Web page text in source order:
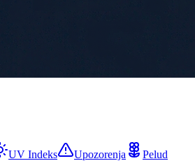
UV Indeks Upozorenja Pelud